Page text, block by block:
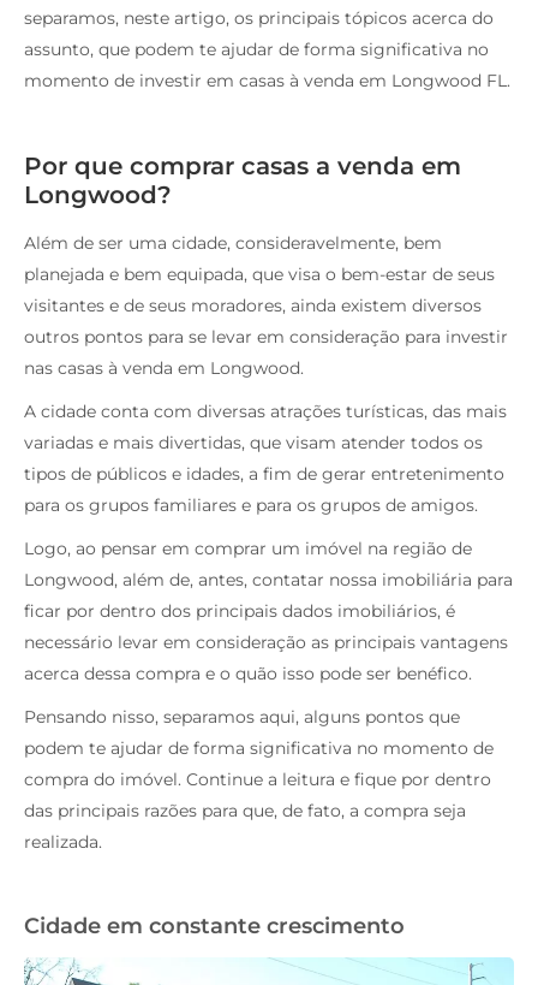
separamos, neste artigo, os principais tópicos acerca do
assunto, que podem te ajudar de forma significativa no
momento de investir em casas à venda em Longwood FL.
Por que comprar casas a venda em
Longwood?
Além de ser uma cidade, consideravelmente, bem
planejada e bem equipada, que visa o bem-estar de seus
visitantes e de seus moradores, ainda existem diversos
outros pontos para se levar em consideração para investir
nas casas à venda em Longwood.
A cidade conta com diversas atrações turísticas, das mais
variadas e mais divertidas, que visam atender todos os
tipos de públicos e idades, a fim de gerar entretenimento
para os grupos familiares e para os grupos de amigos.
Logo, ao pensar em comprar um imóvel na região de
Longwood, além de, antes, contatar nossa imobiliária para
ficar por dentro dos principais dados imobiliários, é
necessário levar em consideração as principais vantagens
acerca dessa compra e o quão isso pode ser benéfico.
Pensando nisso, separamos aqui, alguns pontos que
podem te ajudar de forma significativa no momento de
compra do imóvel. Continue a leitura e fique por dentro
das principais razões para que, de fato, a compra seja
realizada.
Cidade em constante crescimento